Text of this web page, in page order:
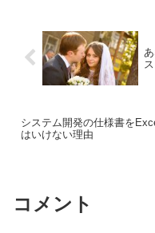
システム開発の仕様書を
はいけない理由
コメント